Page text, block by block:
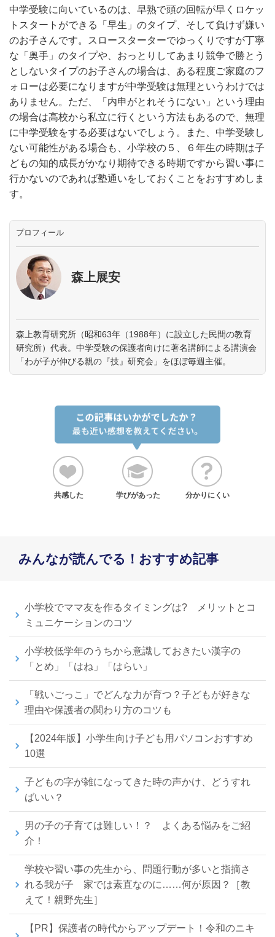
中学受験に向いているのは、早熟で頭の回転が早くロケッ
トスタートができる「早生」のタイプ、そして負けず嫌い
のお子さんです。スロースターターでゆっくりですが丁寧
な「奥手」のタイプや、おっとりしてあまり競争で勝とう
としないタイプのお子さんの場合は、ある程度ご家庭のフ
ォローは必要になりますが中学受験は無理というわけでは
ありません。ただ、「内申がとれそうにない」という理由
の場合は高校から私立に行くという方法もあるので、無理
に中学受験をする必要はないでしょう。また、中学受験し
ない可能性がある場合も、小学校の５、６年生の時期は子
どもの知的成長がかなり期待できる時期ですから習い事に
行かないのであれば塾通いをしておくことをおすすめしま
す。
プロフィール
森上展安
森上教育研究所（昭和63年（1988年）に設立した民間の教育
研究所）代表。中学受験の保護者向けに著名講師による講演会
「わが子が伸びる親の『技』研究会」をほぼ毎週主催。
共感した 学びがあった 分かりにくい
みんなが読んでる！おすすめ記事
小学校でママ友を作るタイミングは? メリットとコ
ミュニケーションのコツ
小学校低学年のうちから意識しておきたい漢字の
「とめ」「はね」「はらい」
「戦いごっこ」でどんな力が育つ？子どもが好きな
理由や保護者の関わり方のコツも
【2024年版】小学生向け子ども用パソコンおすすめ
10選
子どもの字が雑になってきた時の声かけ、どうすれ
ばいい？
男の子の子育ては難しい！？ よくある悩みをご紹
介！
学校や習い事の先生から、問題行動が多いと指摘さ
れる我が子 家では素直なのに……何が原因？［教
えて！親野先生］
【PR】保護者の時代からアップデート！令和のニキ